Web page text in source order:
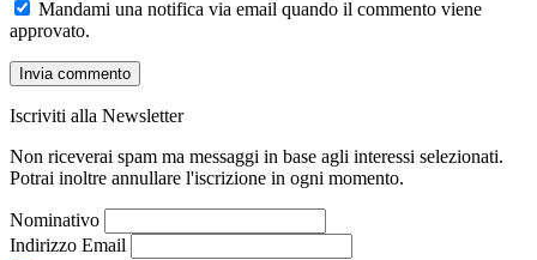
Mandami una notifica via email quando il commento viene
approvato.
Iscriviti alla Newsletter
Non riceverai spam ma messaggi in base agli interessi selezionati.
Potrai inoltre annullare l'iscrizione in ogni momento.
Nominativo
Indirizzo Email